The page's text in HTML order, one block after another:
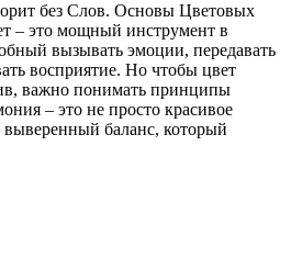
без Слов. Основы Цветовых
– это мощный инструмент в
вызывать эмоции, передавать
восприятие. Но чтобы цвет
важно понимать принципы
– это не просто красивое
выверенный баланс, который